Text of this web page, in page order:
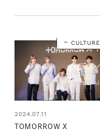
ました！
CULTURE
2024.07.11
TOMORROW X